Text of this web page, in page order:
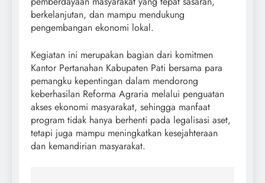
berkelanjutan, dan mampu mendukung
pengembangan ekonomi lokal.
Kegiatan ini merupakan bagian dari komitmen
Kantor Pertanahan Kabupaten Pati bersama para
pemangku kepentingan dalam mendorong
keberhasilan Reforma Agraria melalui penguatan
akses ekonomi masyarakat, sehingga manfaat
program tidak hanya berhenti pada legalisasi aset,
tetapi juga mampu meningkatkan kesejahteraan
dan kemandirian masyarakat.